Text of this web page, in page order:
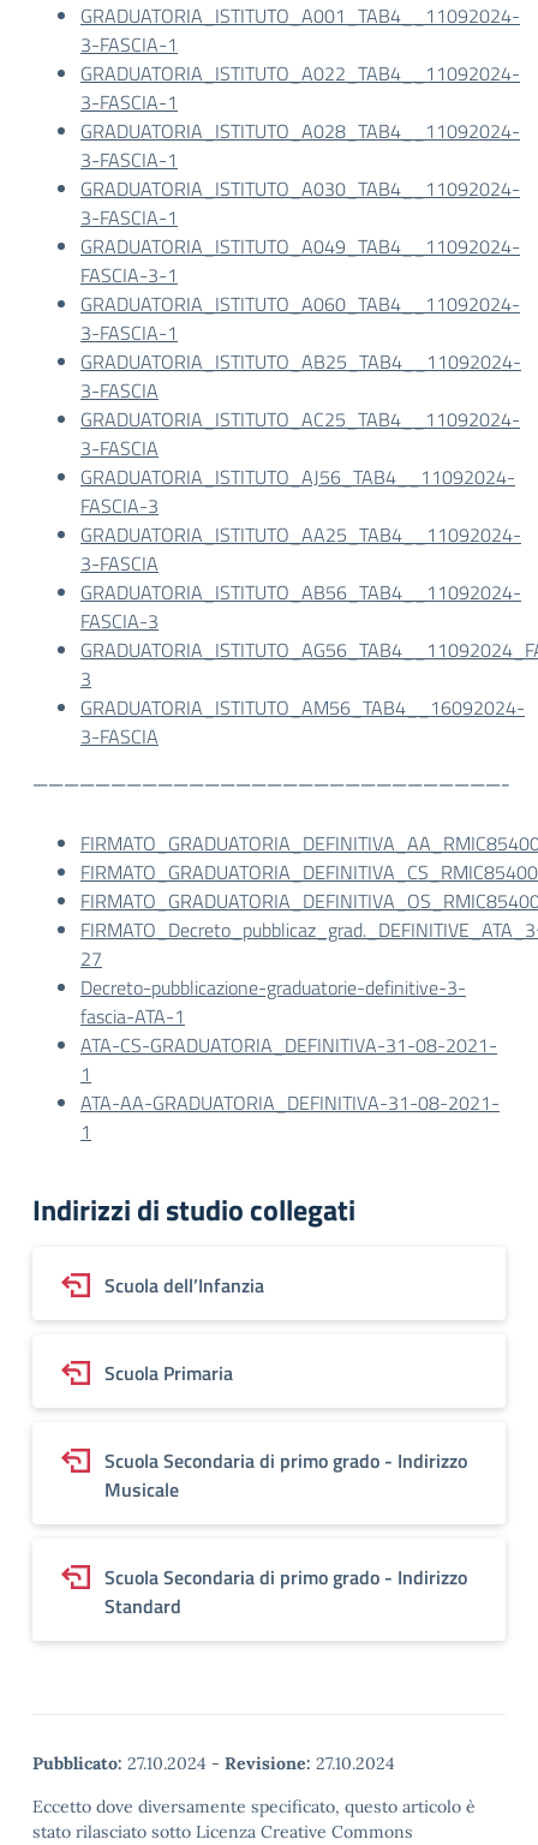
GRADUATORIA_ISTITUTO_A001_TAB4__11092024-
3-FASCIA-1
GRADUATORIA_ISTITUTO_A022_TAB4__11092024-
3-FASCIA-1
GRADUATORIA_ISTITUTO_A028_TAB4__11092024-
3-FASCIA-1
GRADUATORIA_ISTITUTO_A030_TAB4__11092024-
3-FASCIA-1
GRADUATORIA_ISTITUTO_A049_TAB4__11092024-
FASCIA-3-1
GRADUATORIA_ISTITUTO_A060_TAB4__11092024-
3-FASCIA-1
GRADUATORIA_ISTITUTO_AB25_TAB4__11092024-
3-FASCIA
GRADUATORIA_ISTITUTO_AC25_TAB4__11092024-
3-FASCIA
GRADUATORIA_ISTITUTO_AJ56_TAB4__11092024-
FASCIA-3
GRADUATORIA_ISTITUTO_AA25_TAB4__11092024-
3-FASCIA
GRADUATORIA_ISTITUTO_AB56_TAB4__11092024-
FASCIA-3
3
GRADUATORIA_ISTITUTO_AM56_TAB4__16092024-
3-FASCIA
——————————————————————————————-
27
Decreto-pubblicazione-graduatorie-definitive-3-
fascia-ATA-1
ATA-CS-GRADUATORIA_DEFINITIVA-31-08-2021-
1
ATA-AA-GRADUATORIA_DEFINITIVA-31-08-2021-
1
Indirizzi di studio collegati
Scuola dell’Infanzia
Scuola Primaria
Scuola Secondaria di primo grado - Indirizzo
Musicale
Scuola Secondaria di primo grado - Indirizzo
Standard
Pubblicato: 27.10.2024 - Revisione: 27.10.2024
Eccetto dove diversamente specificato, questo articolo è
stato rilasciato sotto Licenza Creative Commons